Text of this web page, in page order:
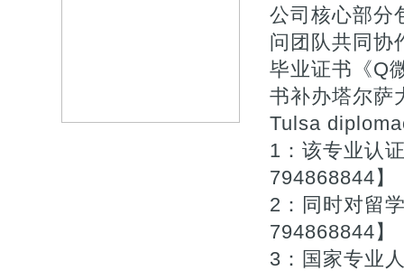
公司核心部分
问团队共同协
毕业证书《Q
书补办塔尔萨
Tulsa
1：该专业认
794868844】
2：同时对留
794868844】
3：国家专业